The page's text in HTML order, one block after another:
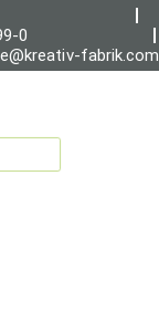
0
fabrik.com